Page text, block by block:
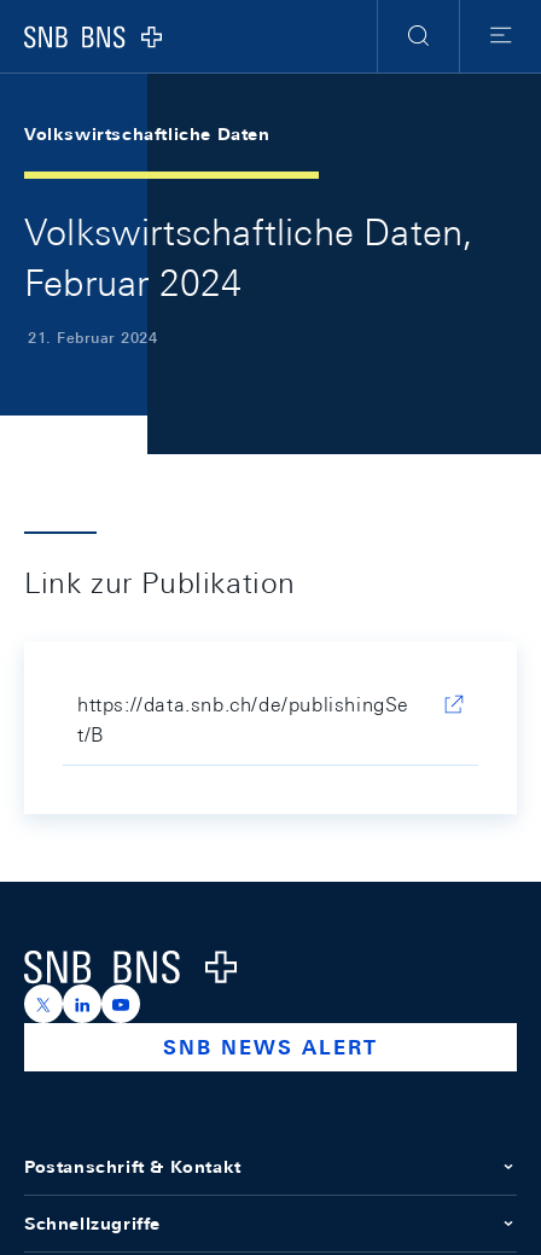
Logo
Suche
Menu
Volkswirtschaftliche Daten
Volkswirtschaftliche Daten,
Februar 2024
21. Februar 2024
Link zur Publikation
https://data.snb.ch/de/publishingSe
t/B
Logo
https://x.com/snb_bns
https://ch.linkedin.com/company/swiss-national-
https://www.youtube.com/@swissnationalbank
SNB NEWS ALERT
Postanschrift & Kontakt
Schnellzugriffe